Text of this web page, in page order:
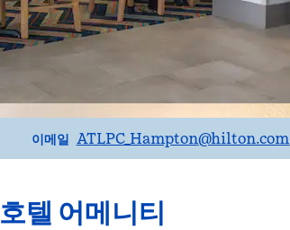
이메일
이메일 ATLPC_Hampton@hilton.com
호텔 어메니티